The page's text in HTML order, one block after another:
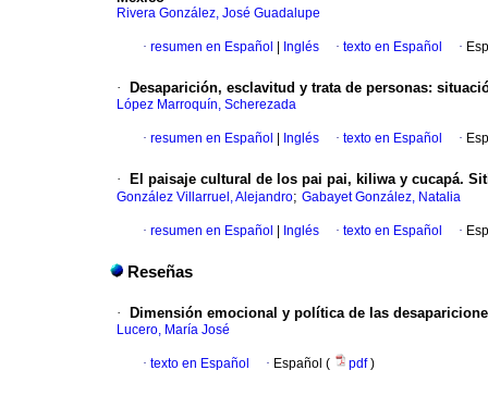
Rivera González, José Guadalupe
· resumen en Español Inglés · texto en Español ·
· Desaparición, esclavitud y trata de personas:
López Marroquín, Scherezada
· resumen en Español Inglés · texto en Español ·
· El paisaje cultural de los pai pai, kiliwa y cucapá.
González Villarruel, Alejandro; Gabayet González, Natalia
· resumen en Español Inglés · texto en Español ·
Reseñas
· Dimensión emocional y política de las
Lucero, María José
· texto en Español · Español ( pdf)